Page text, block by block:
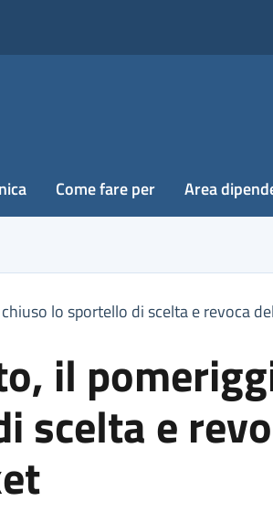
Come fare per Area
lo sportello di scelta e revoca
il
e